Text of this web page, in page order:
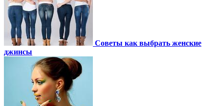
Советы как выбрать женские
джинсы